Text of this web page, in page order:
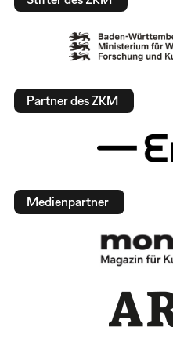
Partner des ZKM
Medienpartner